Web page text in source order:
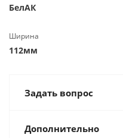
БелАК
Ширина
112мм
Задать вопрос
Дополнительно